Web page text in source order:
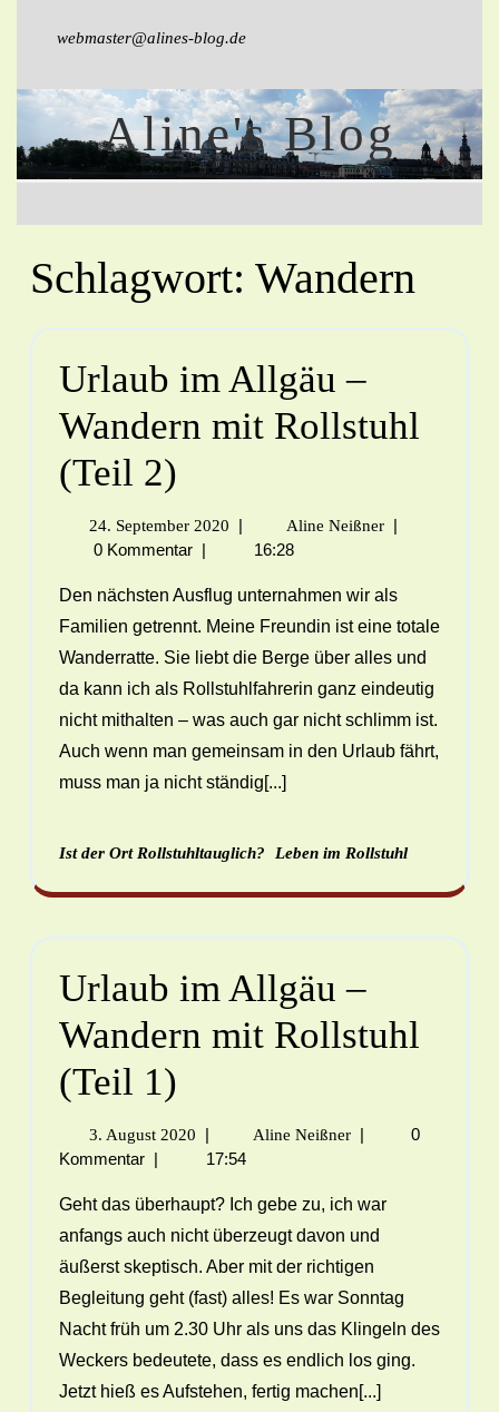
webmaster@alines-blog.de
Aline's Blog
Schlagwort: Wandern
Urlaub im Allgäu –
Wandern mit Rollstuhl
(Teil 2)
24. September 2020 | Aline Neißner |
0 Kommentar | 16:28
Den nächsten Ausflug unternahmen wir als
Familien getrennt. Meine Freundin ist eine totale
Wanderratte. Sie liebt die Berge über alles und
da kann ich als Rollstuhlfahrerin ganz eindeutig
nicht mithalten – was auch gar nicht schlimm ist.
Auch wenn man gemeinsam in den Urlaub fährt,
muss man ja nicht ständig[...]
Ist der Ort Rollstuhltauglich? Leben im Rollstuhl
Urlaub im Allgäu –
Wandern mit Rollstuhl
(Teil 1)
3. August 2020 | Aline Neißner |
0
Kommentar | 17:54
Geht das überhaupt? Ich gebe zu, ich war
anfangs auch nicht überzeugt davon und
äußerst skeptisch. Aber mit der richtigen
Begleitung geht (fast) alles! Es war Sonntag
Nacht früh um 2.30 Uhr als uns das Klingeln des
Weckers bedeutete, dass es endlich los ging.
Jetzt hieß es Aufstehen, fertig machen[...]